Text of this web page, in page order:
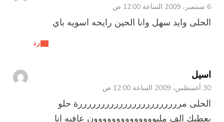
6 سبتمبر، 2009 الساعة 12:00 ص
رد
الحلى وايد سهل وانا الحين رايحه اسويه باي
اسيل
30 أغسطس، 2009 الساعة 12:00 ص
الحلى مرررررررررررررررررررررررة حلو
يعطيك الف مليوووووووووووووون عافيه انا